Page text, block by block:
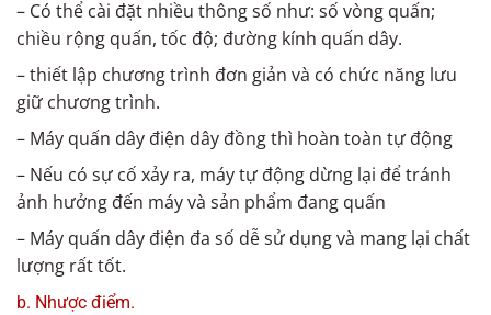
– Có thể cài đặt nhiều thông số như: số vòng quấn;
chiều rộng quấn, tốc độ; đường kính quấn dây.
– thiết lập chương trình đơn giản và có chức năng lưu
giữ chương trình.
– Máy quấn dây điện dây đồng thì hoàn toàn tự động
– Nếu có sự cố xảy ra, máy tự động dừng lại để tránh
ảnh hưởng đến máy và sản phẩm đang quấn
– Máy quấn dây điện đa số dễ sử dụng và mang lại chất
lượng rất tốt.
b. Nhược điểm.